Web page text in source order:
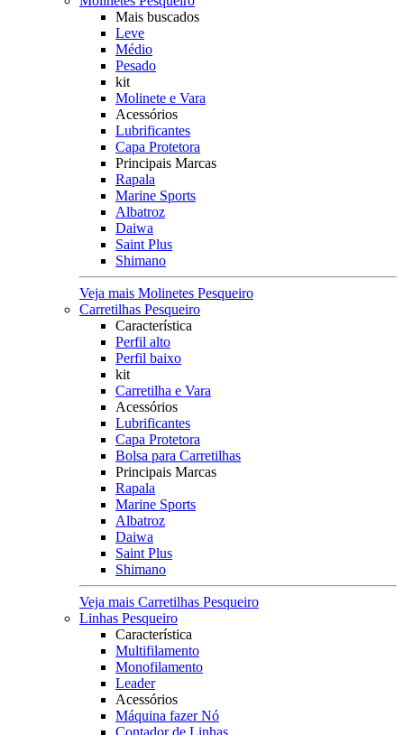
Mais buscados
Leve
Médio
Pesado
kit
Molinete e Vara
Acessórios
Lubrificantes
Capa Protetora
Principais Marcas
Rapala
Marine Sports
Albatroz
Daiwa
Saint Plus
Shimano
Veja mais Molinetes Pesqueiro
Carretilhas Pesqueiro
Característica
Perfil alto
Perfil baixo
kit
Carretilha e Vara
Acessórios
Lubrificantes
Capa Protetora
Bolsa para Carretilhas
Principais Marcas
Rapala
Marine Sports
Albatroz
Daiwa
Saint Plus
Shimano
Veja mais Carretilhas Pesqueiro
Linhas Pesqueiro
Característica
Multifilamento
Monofilamento
Leader
Acessórios
Máquina fazer Nó
Contador de Linhas